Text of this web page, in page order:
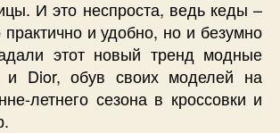
И это неспроста, ведь кеды –
практично и удобно, но и безумно
этот новый тренд модные
и Dior, обув своих моделей на
летнего сезона в кроссовки и